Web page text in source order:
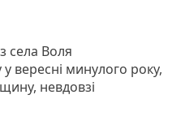
села Воля
вересні минулого року,
невдовзі